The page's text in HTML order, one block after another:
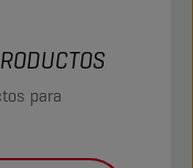
para